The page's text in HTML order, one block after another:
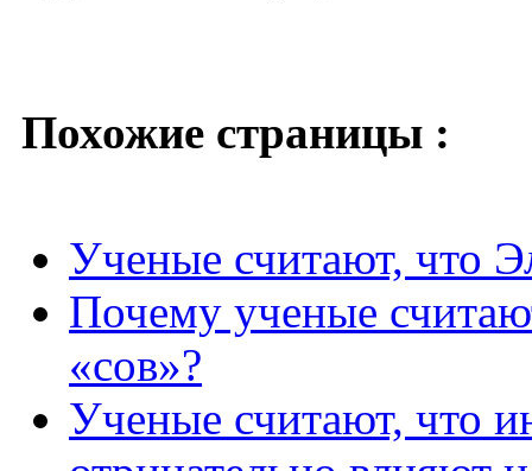
Похожие страницы :
Ученые считают, что
Почему ученые
«сов»?
Ученые считают, что